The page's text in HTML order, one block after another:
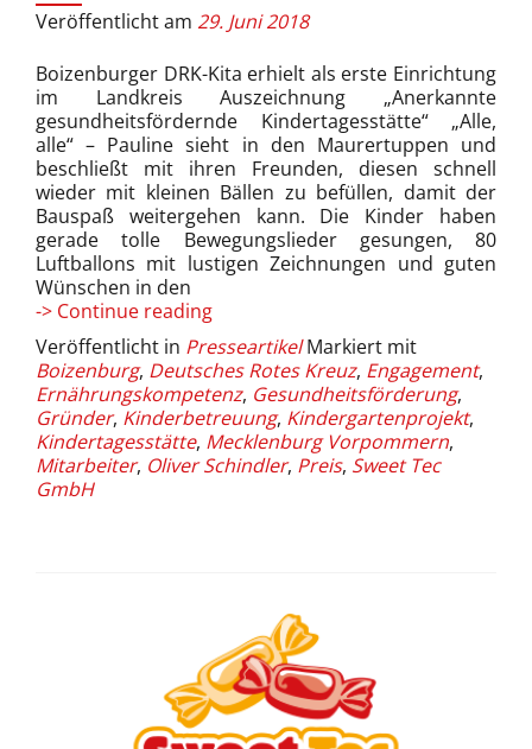
Veröffentlicht am 29. Juni 2018
Boizenburger DRK-Kita erhielt als erste Einrichtung
im Landkreis Auszeichnung „Anerkannte
gesundheitsfördernde Kindertagesstätte“ „Alle,
alle“ – Pauline sieht in den Maurertuppen und
beschließt mit ihren Freunden, diesen schnell
wieder mit kleinen Bällen zu befüllen, damit der
Bauspaß weitergehen kann. Die Kinder haben
gerade tolle Bewegungslieder gesungen, 80
Luftballons mit lustigen Zeichnungen und guten
Wünschen in den
-> Continue readingEine
Plakette
für
die
„Wiesenkinder“
Veröffentlicht in Presseartikel Markiert mit
Boizenburg, Deutsches Rotes Kreuz, Engagement,
Ernährungskompetenz, Gesundheitsförderung,
Gründer, Kinderbetreuung, Kindergartenprojekt,
Kindertagesstätte, Mecklenburg Vorpommern,
Mitarbeiter, Oliver Schindler, Preis, Sweet Tec
GmbH